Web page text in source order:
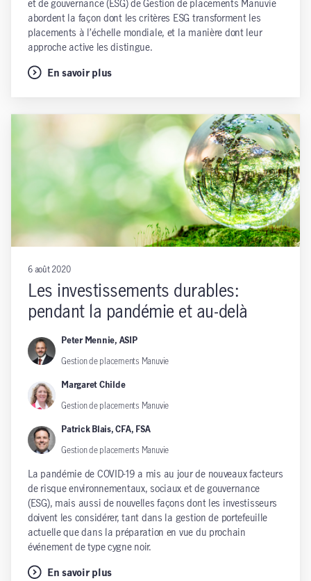
et de gouvernance (ESG) de Gestion de placements Manuvie
abordent la façon dont les critères ESG transforment les
placements à l’échelle mondiale, et la manière dont leur
approche active les distingue.
En savoir plus
6 août 2020
Les investissements durables:
pendant la pandémie et au-delà
Peter Mennie, ASIP
Gestion de placements Manuvie
Margaret Childe
Gestion de placements Manuvie
Patrick Blais, CFA, FSA
Gestion de placements Manuvie
La pandémie de COVID-19 a mis au jour de nouveaux facteurs
de risque environnementaux, sociaux et de gouvernance
(ESG), mais aussi de nouvelles façons dont les investisseurs
doivent les considérer, tant dans la gestion de portefeuille
actuelle que dans la préparation en vue du prochain
événement de type cygne noir.
En savoir plus